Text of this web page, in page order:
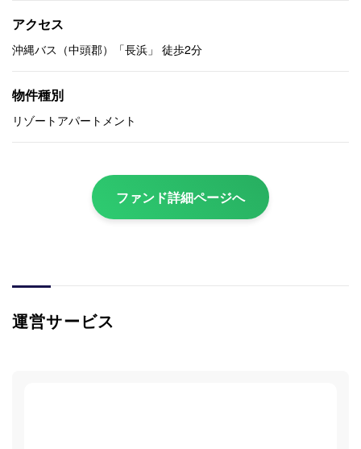
アクセス
沖縄バス（中頭郡）「長浜」 徒歩2分
物件種別
リゾートアパートメント
ファンド詳細ページへ
運営サービス